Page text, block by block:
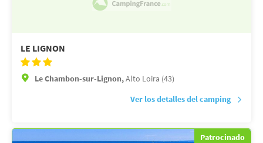
LE LIGNON
Le Chambon-sur-Lignon,Alto Loira (43)
Ver los detalles del camping
Patrocinado